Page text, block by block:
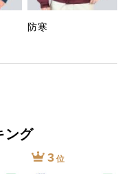
防寒
ング
3位